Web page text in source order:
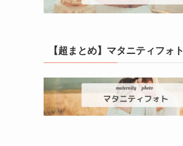
【超まとめ】マタニティフォト